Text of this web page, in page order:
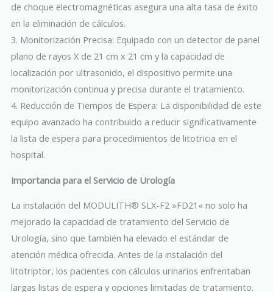
de choque electromagnéticas asegura una alta tasa de éxito
en la eliminación de cálculos.
3. Monitorización Precisa: Equipado con un detector de panel
plano de rayos X de 21 cm x 21 cm y la capacidad de
localización por ultrasonido, el dispositivo permite una
monitorización continua y precisa durante el tratamiento.
4. Reducción de Tiempos de Espera: La disponibilidad de este
equipo avanzado ha contribuido a reducir significativamente
la lista de espera para procedimientos de litotricia en el
hospital.
Importancia para el Servicio de Urología
La instalación del MODULITH® SLX-F2 »FD21« no solo ha
mejorado la capacidad de tratamiento del Servicio de
Urología, sino que también ha elevado el estándar de
atención médica ofrecida. Antes de la instalación del
litotriptor, los pacientes con cálculos urinarios enfrentaban
largas listas de espera y opciones limitadas de tratamiento.